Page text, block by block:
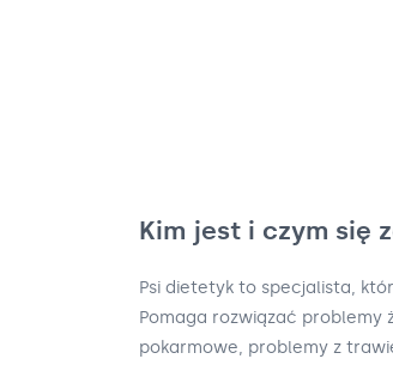
Kim jest i czym się
Psi dietetyk to specjalista,
Pomaga rozwiązać problemy
pokarmowe, problemy z